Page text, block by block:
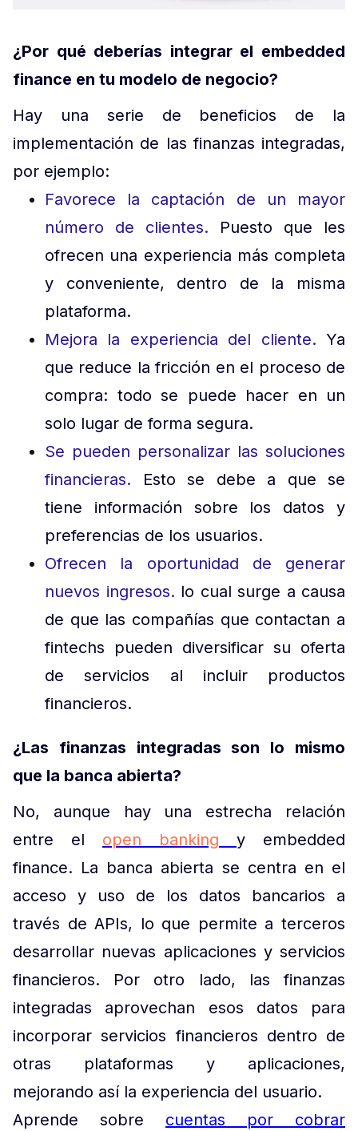
¿Por qué deberías integrar el embedded
finance en tu modelo de negocio?
Hay una serie de beneficios de la
implementación de las finanzas integradas,
por ejemplo:
Favorece la captación de un mayor
número de clientes. Puesto que les
ofrecen una experiencia más completa
y conveniente, dentro de la misma
plataforma.
Mejora la experiencia del cliente. Ya
que reduce la fricción en el proceso de
compra: todo se puede hacer en un
solo lugar de forma segura.
Se pueden personalizar las soluciones
financieras. Esto se debe a que se
tiene información sobre los datos y
preferencias de los usuarios.
Ofrecen la oportunidad de generar
nuevos ingresos. lo cual surge a causa
de que las compañías que contactan a
fintechs pueden diversificar su oferta
de servicios al incluir productos
financieros.
¿Las finanzas integradas son lo mismo
que la banca abierta?
No, aunque hay una estrecha relación
entre el open banking
y embedded
finance. La banca abierta se centra en el
acceso y uso de los datos bancarios a
través de APIs, lo que permite a terceros
desarrollar nuevas aplicaciones y servicios
financieros. Por otro lado, las finanzas
integradas aprovechan esos datos para
incorporar servicios financieros dentro de
otras plataformas y aplicaciones,
mejorando así la experiencia del usuario.
Aprende sobre cuentas por cobrar